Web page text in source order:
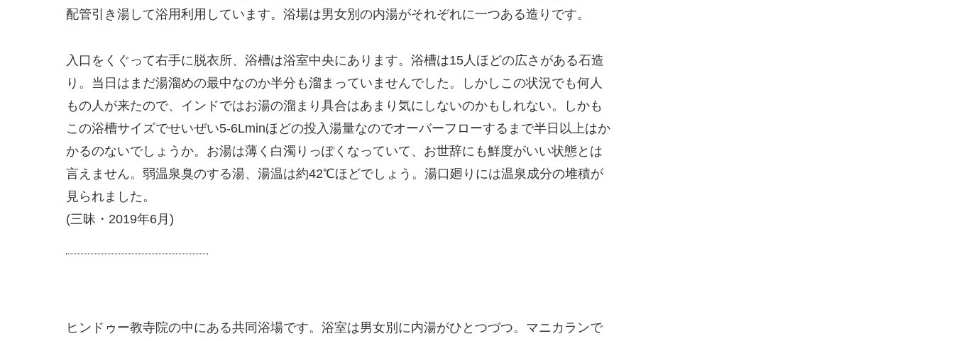
配管引き湯して浴用利用しています。浴場は男女別の内湯がそれぞれに一つある造りです。
入口をくぐって右手に脱衣所、浴槽は浴室中央にあります。浴槽は15人ほどの広さがある石造
り。当日はまだ湯溜めの最中なのか半分も溜まっていませんでした。しかしこの状況でも何人
もの人が来たので、インドではお湯の溜まり具合はあまり気にしないのかもしれない。しかも
この浴槽サイズでせいぜい5-6Lminほどの投入湯量なのでオーバーフローするまで半日以上はか
かるのないでしょうか。お湯は薄く白濁りっぽくなっていて、お世辞にも鮮度がいい状態とは
言えません。弱温泉臭のする湯、湯温は約42℃ほどでしょう。湯口廻りには温泉成分の堆積が
見られました。
(三昧・2019年6月)
ヒンドゥー教寺院の中にある共同浴場です。浴室は男女別に内湯がひとつづつ。マニカランで